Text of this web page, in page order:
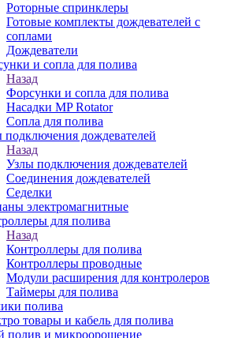
Роторные спринклеры
Готовые комплекты дождевателей с
соплами
Дождеватели
и сопла для полива
Назад
Форсунки и сопла для полива
Насадки MP Rotator
Сопла для полива
подключения дождевателей
Назад
Узлы подключения дождевателей
Соединения дождевателей
Седелки
электромагнитные
для полива
Назад
Контроллеры для полива
Контроллеры проводные
Модули расширения для контролеров
Таймеры для полива
полива
товары и кабель для полива
полив и микроорошение